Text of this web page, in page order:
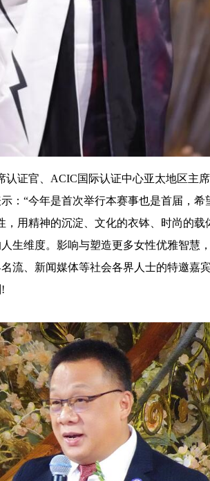
认证官、ACIC国际认证中心亚太地区主
：“今年是首次举行本赛事也是首届，希
，用精神的沉淀、文化的衣钵、时尚的
生维度。影响与塑造更多女性优雅智慧
流、新闻媒体等社会各界人士的特邀嘉